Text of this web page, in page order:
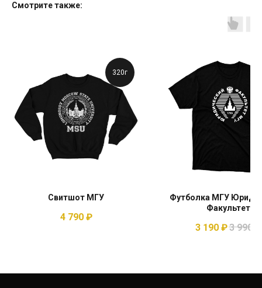
Смотрите также:
320г
Свитшот МГУ
4 790 ₽
Футболка МГУ
Факультет
3 190 ₽3 990